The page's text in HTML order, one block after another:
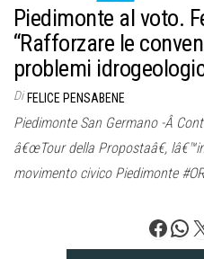
Piedimonte al voto.
“Rafforzare le
problemi
Di FELICE PENSABENE
Piedimonte San Germano -Â
â€œTour della Propostaâ€,
movimento civico Piedimonte
X